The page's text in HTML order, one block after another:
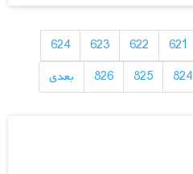
621
622
623
624
824
825
826 بعدی